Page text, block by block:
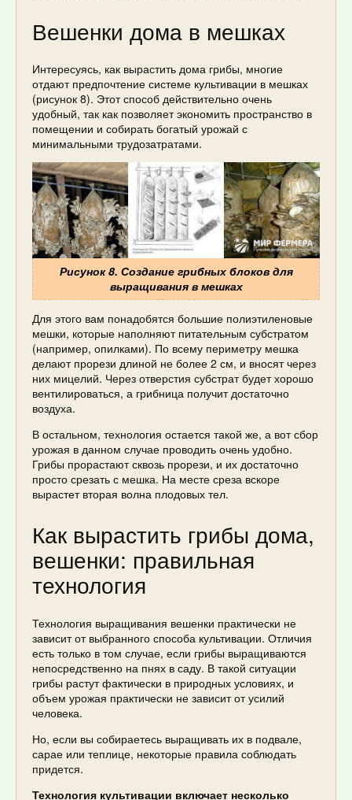
Вешенки дома в мешках
Интересуясь, как вырастить дома грибы, многие
отдают предпочтение системе культивации в мешках
(рисунок 8). Этот способ действительно очень
удобный, так как позволяет экономить пространство в
помещении и собирать богатый урожай с
минимальными трудозатратами.
Рисунок 8. Создание грибных блоков для
выращивания в мешках
Для этого вам понадобятся большие полиэтиленовые
мешки, которые наполняют питательным субстратом
(например, опилками). По всему периметру мешка
делают прорези длиной не более 2 см, и вносят через
них мицелий. Через отверстия субстрат будет хорошо
вентилироваться, а грибница получит достаточно
воздуха.
В остальном, технология остается такой же, а вот сбор
урожая в данном случае проводить очень удобно.
Грибы прорастают сквозь прорези, и их достаточно
просто срезать с мешка. На месте среза вскоре
вырастет вторая волна плодовых тел.
Как вырастить грибы дома,
вешенки: правильная
технология
Технология выращивания вешенки практически не
зависит от выбранного способа культивации. Отличия
есть только в том случае, если грибы выращиваются
непосредственно на пнях в саду. В такой ситуации
грибы растут фактически в природных условиях, и
объем урожая практически не зависит от усилий
человека.
Но, если вы собираетесь выращивать их в подвале,
сарае или теплице, некоторые правила соблюдать
придется.
Технология культивации включает несколько